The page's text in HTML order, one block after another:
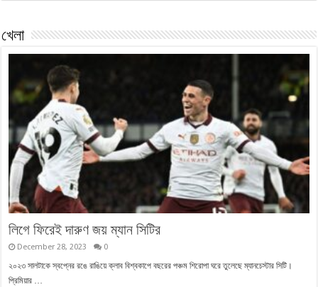
খেলা
লিগে ফিরেই দারুণ জয় ম্যান সিটির
December 28, 2023 0
২০২৩ সালটাকে স্বপ্নের রঙে রাঙিয়ে ক্লাব বিশ্বকাপে বছরের পঞ্চম শিরোপা ঘরে তুলেছে ম্যানচেস্টার সিটি।
প্রিমিয়ার …